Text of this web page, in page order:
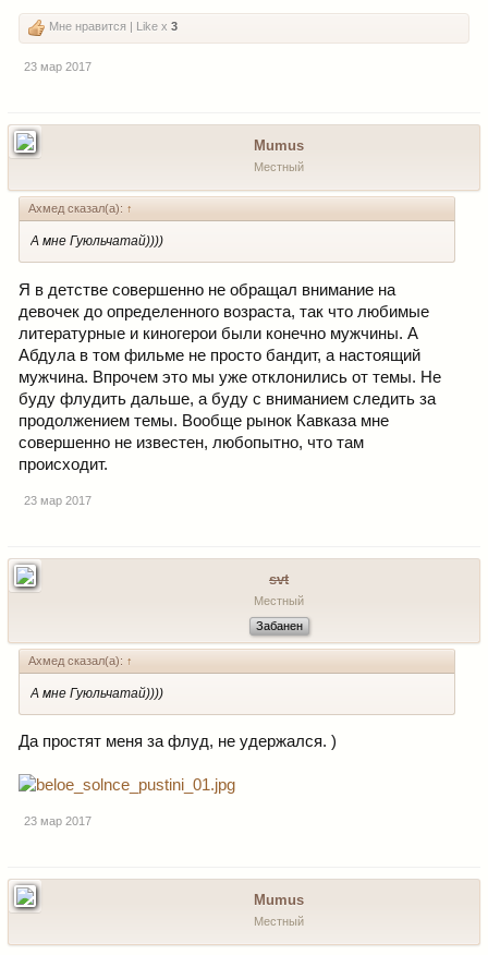
Мне нравится | Like x 3
23 мар 2017
Mumus
Местный
Ахмед сказал(а): ↑
А мне Гуюльчатай))))
Я в детстве совершенно не обращал внимание на
девочек до определенного возраста, так что любимые
литературные и киногерои были конечно мужчины. А
Абдула в том фильме не просто бандит, а настоящий
мужчина. Впрочем это мы уже отклонились от темы. Не
буду флудить дальше, а буду с вниманием следить за
продолжением темы. Вообще рынок Кавказа мне
совершенно не известен, любопытно, что там
происходит.
23 мар 2017
svt
Местный
Забанен
Ахмед сказал(а): ↑
А мне Гуюльчатай))))
Да простят меня за флуд, не удержался. )
23 мар 2017
Mumus
Местный